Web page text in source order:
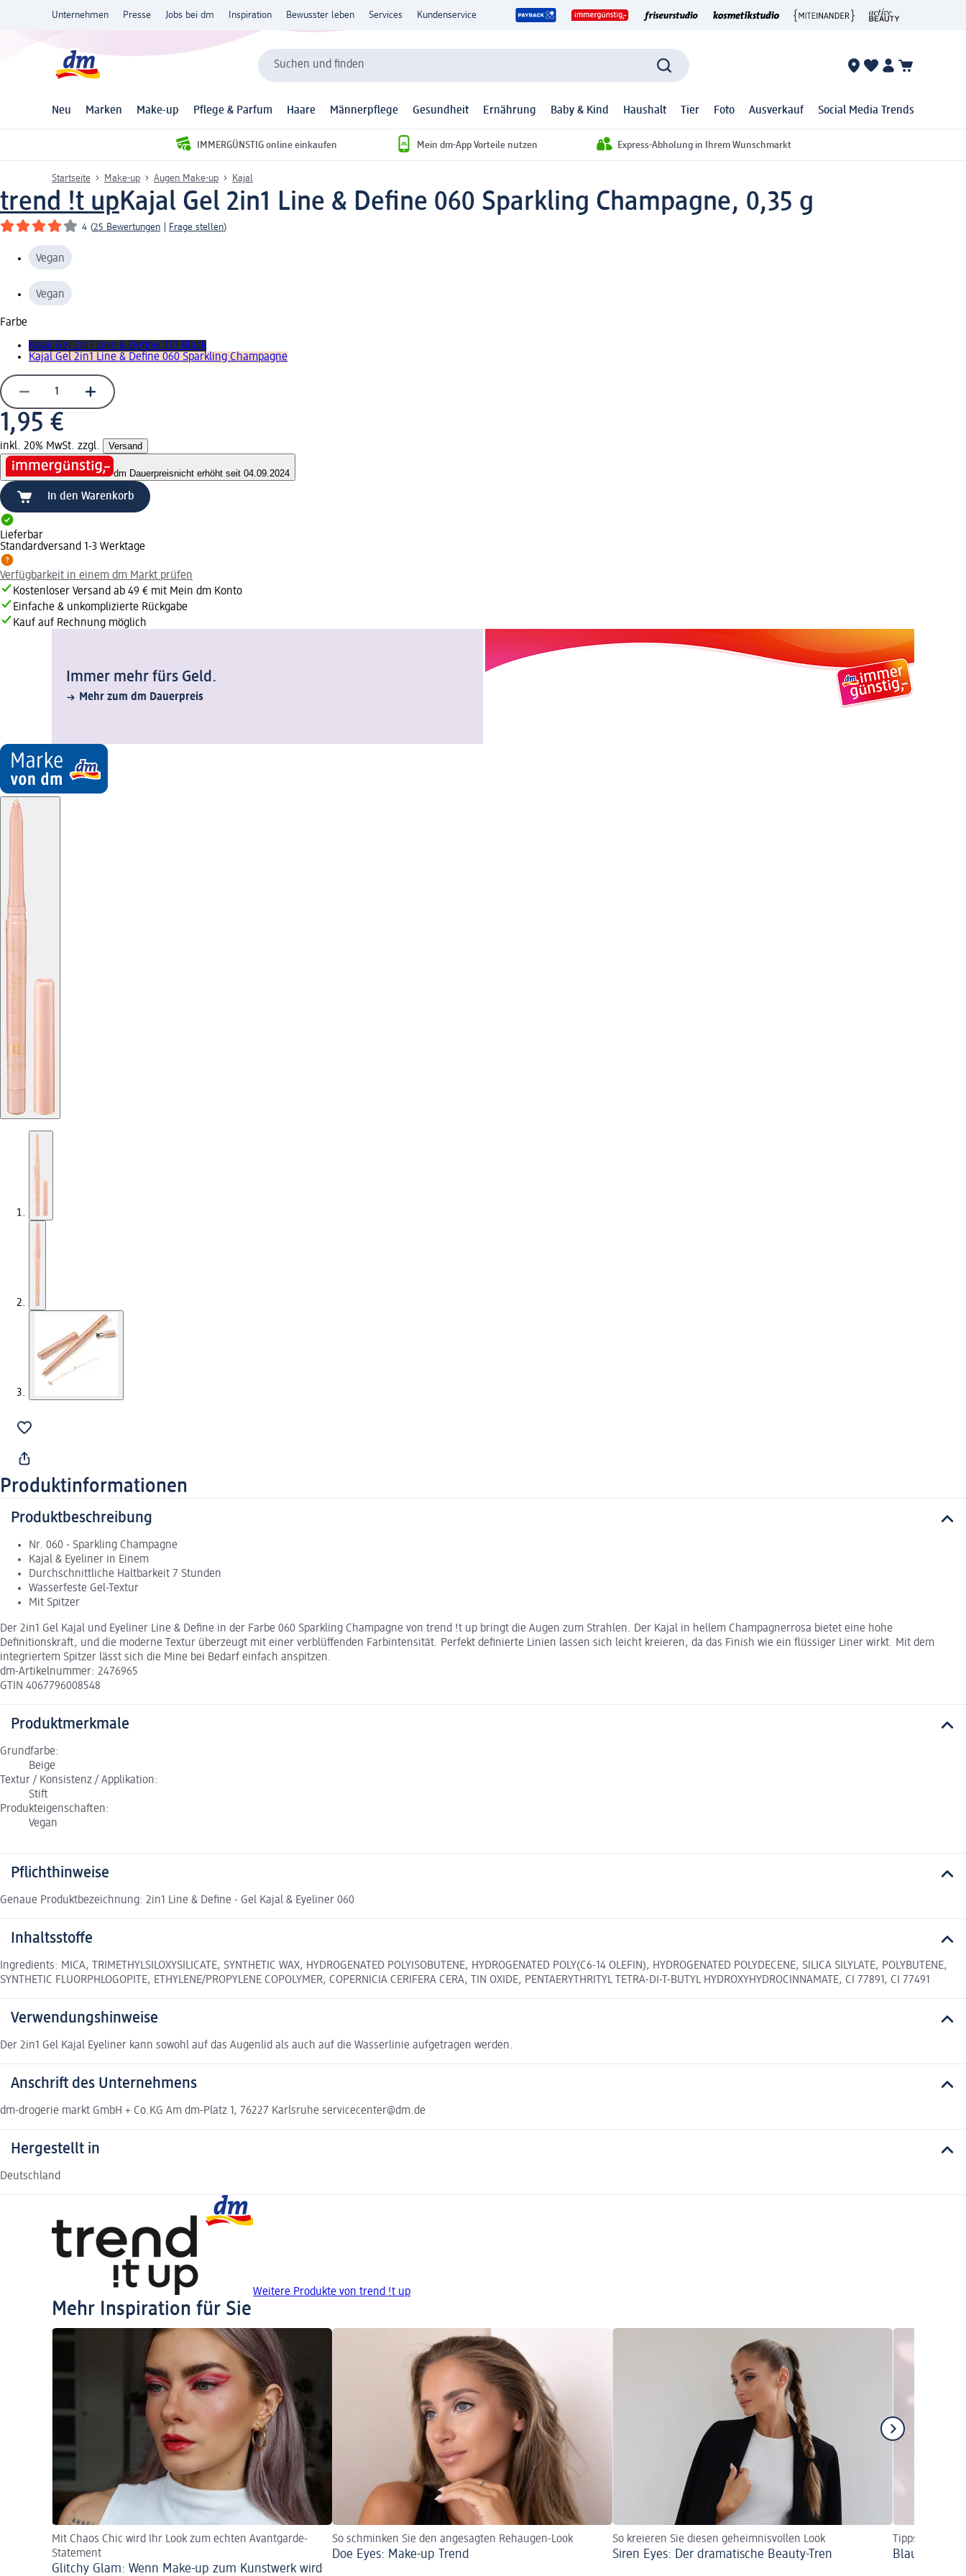
Unternehmen Presse Jobs bei dm Inspiration Bewusster leben Services Kundenservice
Suchen und finden
Neu Marken Make-up Pflege & Parfum Haare Männerpflege Gesundheit Ernährung Baby & Kind Haushalt Tier Foto Ausverkauf Social Media Trends
IMMERGÜNSTIG online einkaufen Mein dm-App Vorteile nutzen Express-Abholung in Ihrem Wunschmarkt
Startseite Make-up Augen Make-up Kajal
trend !t upKajal Gel 2in1 Line & Define 060 Sparkling Champagne, 0,35 g
4 (25 Bewertungen Frage stellen)
Vegan
Vegan
Farbe
Kajal Gel 2in1 Line & Define 010 Black
Kajal Gel 2in1 Line & Define 060 Sparkling Champagne
1,95 €
inkl. 20% MwSt. zzgl. Versand
dm Dauerpreisnicht erhöht seit 04.09.2024
In den Warenkorb
Lieferbar
Standardversand 1-3 Werktage
Verfügbarkeit in einem dm Markt prüfen
Kostenloser Versand ab 49 € mit Mein dm Konto
Einfache & unkomplizierte Rückgabe
Kauf auf Rechnung möglich
Immer mehr fürs Geld.
Mehr zum dm Dauerpreis
Produktinformationen
Produktbeschreibung
Nr. 060 - Sparkling Champagne
Kajal & Eyeliner in Einem
Durchschnittliche Haltbarkeit 7 Stunden
Wasserfeste Gel-Textur
Mit Spitzer
Der 2in1 Gel Kajal und Eyeliner Line & Define in der Farbe 060 Sparkling Champagne von trend !t up bringt die Augen zum Strahlen. Der Kajal in hellem Champagnerrosa bietet eine hohe
Definitionskraft, und die moderne Textur überzeugt mit einer verblüffenden Farbintensität. Perfekt definierte Linien lassen sich leicht kreieren, da das Finish wie ein flüssiger Liner wirkt. Mit dem
integriertem Spitzer lässt sich die Mine bei Bedarf einfach anspitzen.
dm-Artikelnummer: 2476965
GTIN 4067796008548
Produktmerkmale
Grundfarbe:
Beige
Textur / Konsistenz / Applikation:
Stift
Produkteigenschaften:
Vegan
Pflichthinweise
Genaue Produktbezeichnung: 2in1 Line & Define - Gel Kajal & Eyeliner 060
Inhaltsstoffe
Ingredients: MICA, TRIMETHYLSILOXYSILICATE, SYNTHETIC WAX, HYDROGENATED POLYISOBUTENE, HYDROGENATED POLY(C6-14 OLEFIN), HYDROGENATED POLYDECENE, SILICA SILYLATE, POLYBUTENE,
SYNTHETIC FLUORPHLOGOPITE, ETHYLENE/PROPYLENE COPOLYMER, COPERNICIA CERIFERA CERA, TIN OXIDE, PENTAERYTHRITYL TETRA-DI-T-BUTYL HYDROXYHYDROCINNAMATE, CI 77891, CI 77491
Verwendungshinweise
Der 2in1 Gel Kajal Eyeliner kann sowohl auf das Augenlid als auch auf die Wasserlinie aufgetragen werden.
Anschrift des Unternehmens
dm-drogerie markt GmbH + Co.KG Am dm-Platz 1, 76227 Karlsruhe servicecenter@dm.de
Hergestellt in
Deutschland
Weitere Produkte von trend !t up
Mehr Inspiration für Sie
Mit Chaos Chic wird Ihr Look zum echten Avantgarde-
Statement
Glitchy Glam: Wenn Make-up zum Kunstwerk wird
So schminken Sie den angesagten Rehaugen-Look
Doe Eyes: Make-up Trend
So kreieren Sie diesen geheimnisvollen Look
Siren Eyes: Der dramatische Beauty-Tren
Tipps &
Blaue